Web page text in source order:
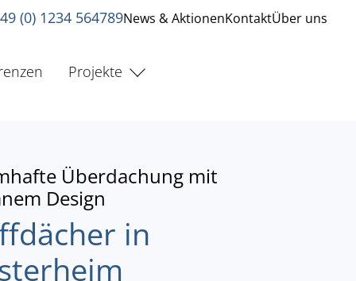
(0) 1234 564789News & AktionenKontaktÜber uns
Projekte
Überdachung mit
Design
in